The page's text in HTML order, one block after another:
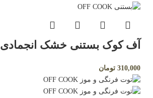
آف کوک بستنی خشک انجمادی
310,000 تومان